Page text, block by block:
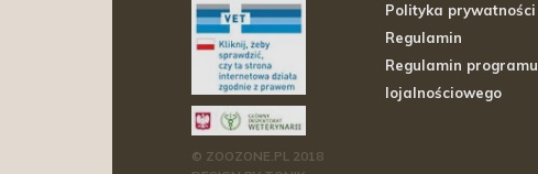
© ZOOZONE.PL 2018
Polityka prywatności
Regulamin
Regulamin programu
lojalnościowego